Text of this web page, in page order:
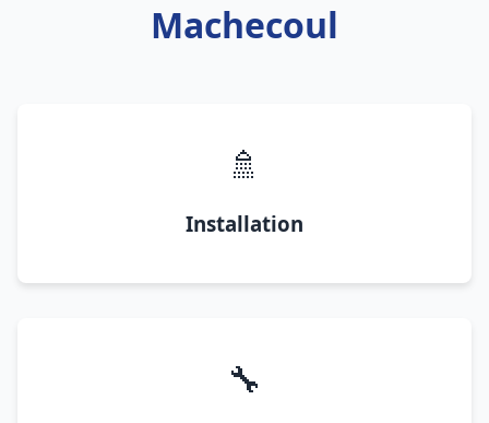
Machecoul
🚿
Installation
🔧